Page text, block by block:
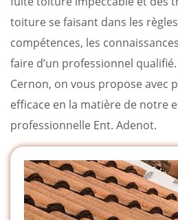
toiture se faisant dans les
compétences, les
faire d’un professionnel
Cernon, on vous propose avec
efficace en la matière de notre
professionnelle Ent. Adenot.